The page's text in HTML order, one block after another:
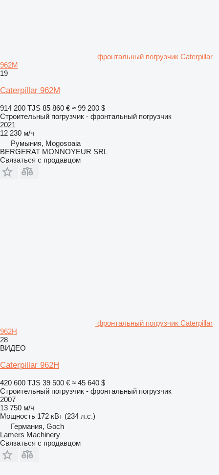
фронтальный погрузчик Caterpillar
962M
19
Caterpillar 962M
914 200 TJS 85 860 € ≈ 99 200 $
Строительный погрузчик - фронтальный погрузчик
2021
12 230 м/ч
Румыния, Mogosoaia
BERGERAT MONNOYEUR SRL
Связаться с продавцом
фронтальный погрузчик Caterpillar
962H
28
ВИДЕО
Caterpillar 962H
420 600 TJS 39 500 € ≈ 45 640 $
Строительный погрузчик - фронтальный погрузчик
2007
13 750 м/ч
Мощность 172 кВт (234 л.с.)
Германия, Goch
Lamers Machinery
Связаться с продавцом